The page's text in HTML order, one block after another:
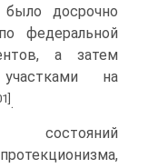
досрочно
федеральной
а затем
на
.